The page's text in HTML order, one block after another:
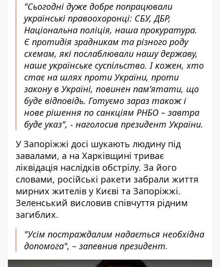
"Сьогодні дуже добре попрацювали
українські правоохоронці: СБУ, ДБР,
Національна поліція, наша прокуратура.
Є протидія зрадникам та різного роду
схемам, які послаблювали нашу державу,
наше українське суспільство. І кожен, хто
стає на шлях проти України, проти
закону в Україні, повинен памʼятати, що
буде відповідь. Готуємо зараз також і
нове рішення по санкціям РНБО – завтра
буде указ", - наголосив президент України.
У Запоріжжі досі шукають людину під
завалами, а на Харківщині триває
ліквідація наслідків обстрілу. За його
словами, російські ракети забрали життя
мирних жителів у Києві та Запоріжжі.
Зеленський висловив співчуття рідним
загиблих.
"Усім постраждалим надається необхідна
допомога", – запевнив президент.